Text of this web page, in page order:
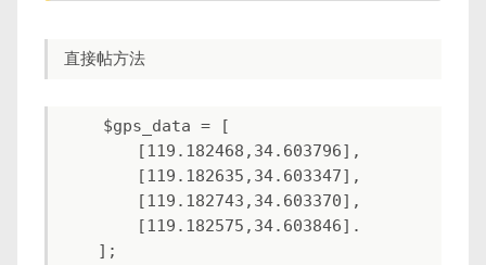
    $gps_data = [
        [119.182468,34.603796],
        [119.182635,34.603347],
        [119.182743,34.603370],
        [119.182575,34.603846].
    ];